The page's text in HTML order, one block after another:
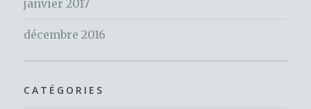
janvier 2017
décembre 2016
CATÉGORIES